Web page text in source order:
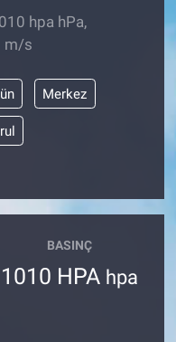
hpa hPa,
m/s
Merkez
BASINÇ
1010 HPA hpa